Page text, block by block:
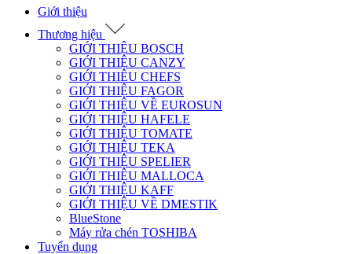
Giới thiệu
Thương hiệu
GIỚI THIỆU BOSCH
GIỚI THIỆU CANZY
GIỚI THIÊU CHEFS
GIỚI THIỆU FAGOR
GIỚI THIỆU VỀ EUROSUN
GIỚI THIỆU HAFELE
GIỚI THIỆU TOMATE
GIỚI THIỆU TEKA
GIỚI THIỆU SPELIER
GIỚI THIỆU MALLOCA
GIỚI THIỆU KAFF
GIỚI THIỆU VỀ DMESTIK
BlueStone
Máy rửa chén TOSHIBA
Tuyển dụng